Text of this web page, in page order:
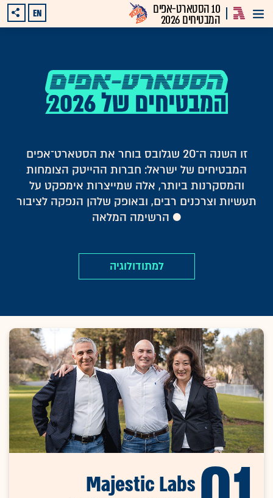
10 הסטארט-אפים
המבטיחים 2026 EN
זו השנה ה־20 שגלובס בוחר את הסטארט־אפים
המבטיחים של ישראל: חברות ההייטק הצומחות
והמסקרנות ביותר, אלה שמייצרות אימפקט על
תעשיות וצרכנים רבים, ובאופק שלהן הנפקה לציבור
● הרשימה המלאה
למתודולוגיה
Majestic Labs